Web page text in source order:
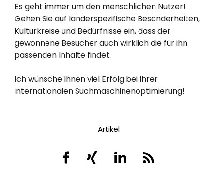
Es geht immer um den menschlichen Nutzer!
Gehen Sie auf länderspezifische Besonderheiten,
Kulturkreise und Bedürfnisse ein, dass der
gewonnene Besucher auch wirklich die für ihn
passenden Inhalte findet.
Ich wünsche Ihnen viel Erfolg bei Ihrer
internationalen Suchmaschinenoptimierung!
Artikel